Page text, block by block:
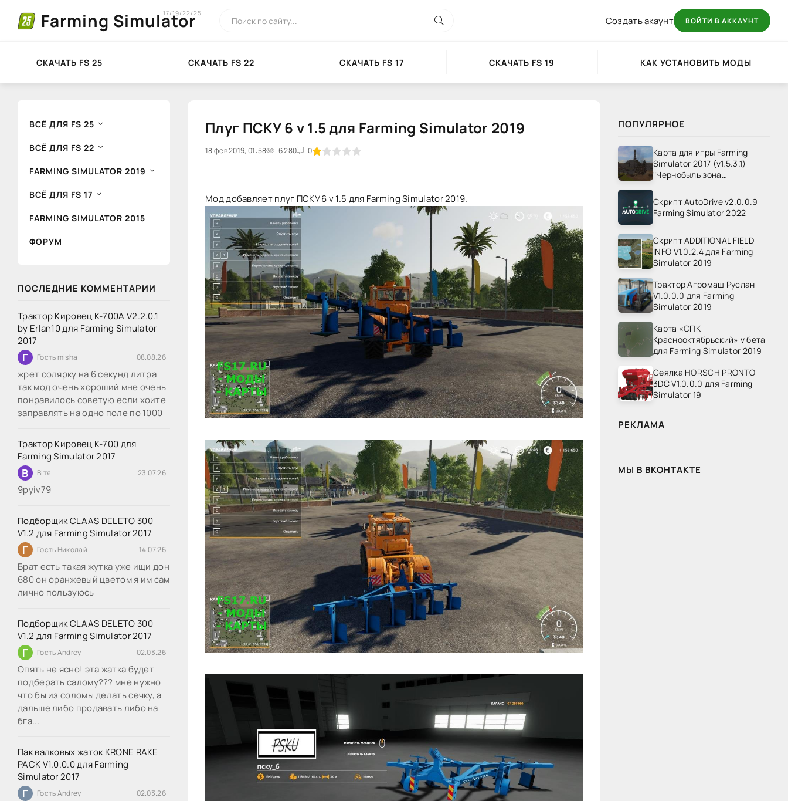
Farming Simulator
17/19/22/25
Создать акаунт ВОЙТИ В АККАУНТ
СКАЧАТЬ FS 25 СКАЧАТЬ FS 22 СКАЧАТЬ FS 17 СКАЧАТЬ FS 19 КАК УСТАНОВИТЬ МОДЫ
ВСЁ ДЛЯ FS 25
ВСЁ ДЛЯ FS 22
FARMING SIMULATOR 2019
ВСЁ ДЛЯ FS 17
FARMING SIMULATOR 2015
ФОРУМ
ПОСЛЕДНИЕ КОММЕНТАРИИ
Трактор Кировец К-700А V2.2.0.1
by Erlan10 для Farming Simulator
2017
Г Гость misha 08.08.26
жрет солярку на 6 секунд литра
так мод очень хороший мне очень
понравилось советую если хоите
заправлять на одно поле по 1000
Трактор Кировец К-700 для
Farming Simulator 2017
В Вітя 23.07.26
9руіv79
Подборщик CLAAS DELETO 300
V1.2 для Farming Simulator 2017
Г Гость Николай 14.07.26
Брат есть такая жутка уже ищи дон
680 он оранжевый цветом я им сам
лично пользуюсь
Подборщик CLAAS DELETO 300
V1.2 для Farming Simulator 2017
Г Гость Andrey 02.03.26
Опять не ясно! эта жатка будет
подберать салому??? мне нужно
что бы из соломы делать сечку, а
дальше либо продавать либо на
бга...
Пак валковых жаток KRONE RAKE
PACK V1.0.0.0 для Farming
Simulator 2017
Г Гость Andrey 02.03.26
Плуг ПСКУ 6 v 1.5 для Farming Simulator 2019
18 фев 2019, 01:58 6 280 0
1 2 3 4 5
Мод добавляет плуг ПСКУ 6 v 1.5 для Farming Simulator 2019.
ПОПУЛЯРНОЕ
Карта для игры Farming
Simulator 2017 (v1.5.3.1)
"Чернобыль зона
Скрипт AutoDrive v2.0.0.9
Farming Simulator 2022
Скрипт ADDITIONAL FIELD
INFO V1.0.2.4 для Farming
Simulator 2019
Трактор Агромаш Руслан
V1.0.0.0 для Farming
Simulator 2019
Карта «СПК
Краснооктябрьский» v бета
для Farming Simulator 2019
Сеялка HORSCH PRONTO
3DC V1.0.0.0 для Farming
Simulator 19
РЕКЛАМА
МЫ В ВКОНТАКТЕ